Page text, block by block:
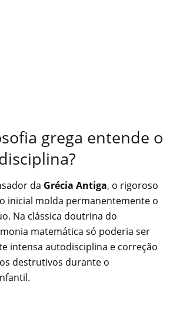
grega entende o
da Grécia Antiga, o rigoroso
inicial molda permanentemente o
Na clássica doutrina do
matemática só poderia ser
intensa autodisciplina e correção
destrutivos durante o